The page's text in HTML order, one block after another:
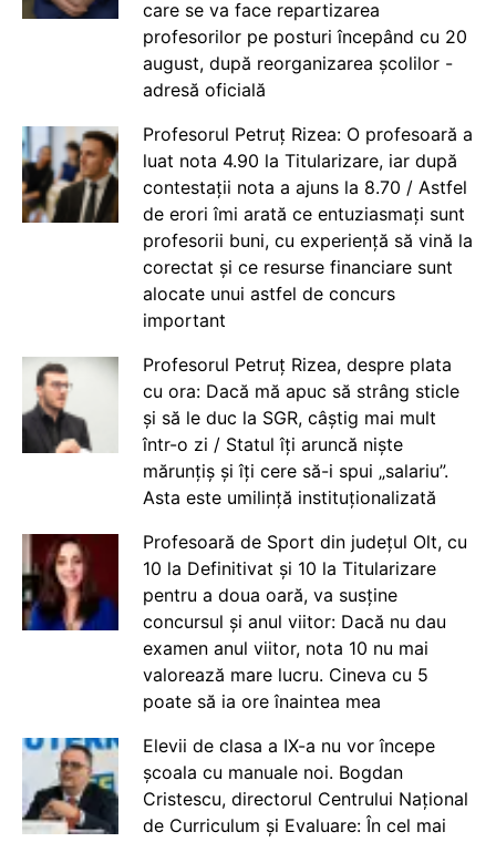
care se va face repartizarea
profesorilor pe posturi începând cu 20
august, după reorganizarea școlilor -
adresă oficială
Profesorul Petruț Rizea: O profesoară a
luat nota 4.90 la Titularizare, iar după
contestații nota a ajuns la 8.70 / Astfel
de erori îmi arată ce entuziasmați sunt
profesorii buni, cu experiență să vină la
corectat și ce resurse financiare sunt
alocate unui astfel de concurs
important
Profesorul Petruț Rizea, despre plata
cu ora: Dacă mă apuc să strâng sticle
și să le duc la SGR, câștig mai mult
într-o zi / Statul îți aruncă niște
mărunțiș și îți cere să-i spui „salariu”.
Asta este umilință instituționalizată
Profesoară de Sport din județul Olt, cu
10 la Definitivat și 10 la Titularizare
pentru a doua oară, va susține
concursul și anul viitor: Dacă nu dau
examen anul viitor, nota 10 nu mai
valorează mare lucru. Cineva cu 5
poate să ia ore înaintea mea
Elevii de clasa a IX-a nu vor începe
școala cu manuale noi. Bogdan
Cristescu, directorul Centrului Național
de Curriculum și Evaluare: În cel mai